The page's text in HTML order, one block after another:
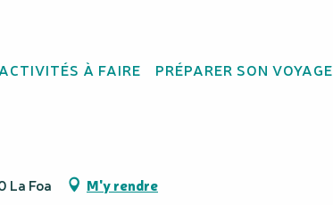
ACTIVITÉS À FAIRE PRÉPARER SON VOYAGE
La Foa M'y rendre